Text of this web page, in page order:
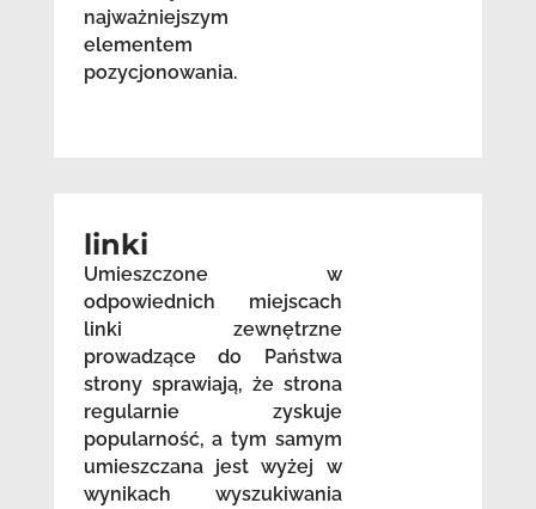
najważniejszym
elementem
pozycjonowania.
linki
Umieszczone w
odpowiednich miejscach
linki zewnętrzne
prowadzące do Państwa
strony sprawiają, że strona
regularnie zyskuje
popularność, a tym samym
umieszczana jest wyżej w
wynikach wyszukiwania